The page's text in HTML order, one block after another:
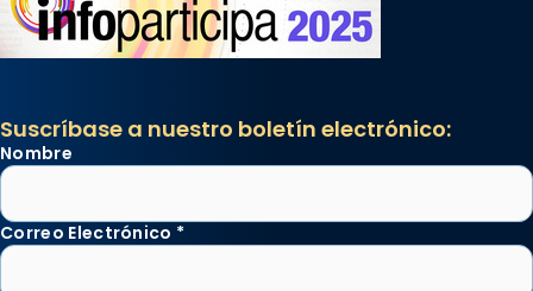
Suscríbase a nuestro boletín electrónico:
Nombre
Correo Electrónico *